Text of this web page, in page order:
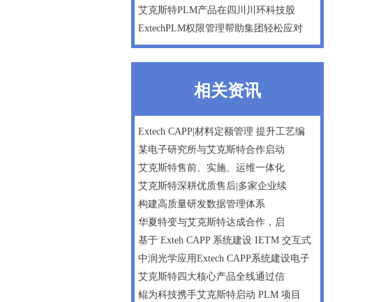
艾克斯特PLM产品在四川川环科技股
ExtechPLM权限管理帮助集团轻松应对
相关资讯
Extech CAPP|材料定额管理 提升工艺编
某电子研究所与艾克斯特合作启动
艾克斯特售前、实施、运维一体化
艾克斯特深耕优质售后|多家企业续
构建高质量研发数据管理体系
华夏特变与艾克斯特达成合作，启
基于 Exteh CAPP 系统建设 IETM 交互式
中润光学应用Extech CAPP系统建设电子
艾克斯特四大核心产品全线通过信
鲲为科技携手艾克斯特启动 PLM 项目